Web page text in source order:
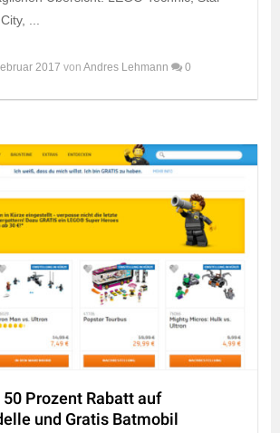
...
2017 von Andres Lehmann 0
50 Prozent Rabatt auf
und Gratis Batmobil